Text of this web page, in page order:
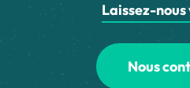
Laissez-
Nous